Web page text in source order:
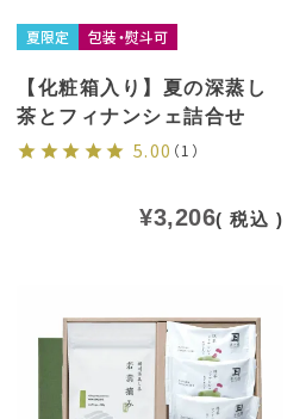
夏限定 包装・熨斗可
【化粧箱入り】夏の深蒸し
茶とフィナンシェ詰合せ
5.00 （1）
¥3,206 税込